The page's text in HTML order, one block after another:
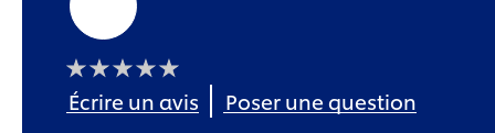
évaluation
soumise
Écrire un avis Poser une question